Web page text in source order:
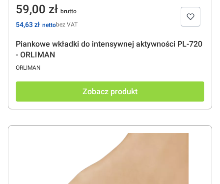
Piankowe wkładki do intensywnej aktywności PL-720
- ORLIMAN
PRODUCENT
ORLIMAN
Cena
59,00 zł
Cena
54,63 zł bez VAT
Zobacz produkt